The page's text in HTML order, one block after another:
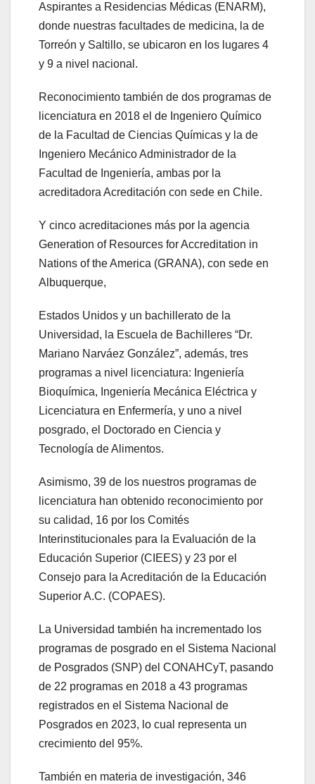
Aspirantes a Residencias Médicas (ENARM),
donde nuestras facultades de medicina, la de
Torreón y Saltillo, se ubicaron en los lugares 4
y 9 a nivel nacional.
Reconocimiento también de dos programas de
licenciatura en 2018 el de Ingeniero Químico
de la Facultad de Ciencias Químicas y la de
Ingeniero Mecánico Administrador de la
Facultad de Ingeniería, ambas por la
acreditadora Acreditación con sede en Chile.
Y cinco acreditaciones más por la agencia
Generation of Resources for Accreditation in
Nations of the America (GRANA), con sede en
Albuquerque,
Estados Unidos y un bachillerato de la
Universidad, la Escuela de Bachilleres “Dr.
Mariano Narváez González”, además, tres
programas a nivel licenciatura: Ingeniería
Bioquímica, Ingeniería Mecánica Eléctrica y
Licenciatura en Enfermería, y uno a nivel
posgrado, el Doctorado en Ciencia y
Tecnología de Alimentos.
Asimismo, 39 de los nuestros programas de
licenciatura han obtenido reconocimiento por
su calidad, 16 por los Comités
Interinstitucionales para la Evaluación de la
Educación Superior (CIEES) y 23 por el
Consejo para la Acreditación de la Educación
Superior A.C. (COPAES).
La Universidad también ha incrementado los
programas de posgrado en el Sistema Nacional
de Posgrados (SNP) del CONAHCyT, pasando
de 22 programas en 2018 a 43 programas
registrados en el Sistema Nacional de
Posgrados en 2023, lo cual representa un
crecimiento del 95%.
También en materia de investigación, 346